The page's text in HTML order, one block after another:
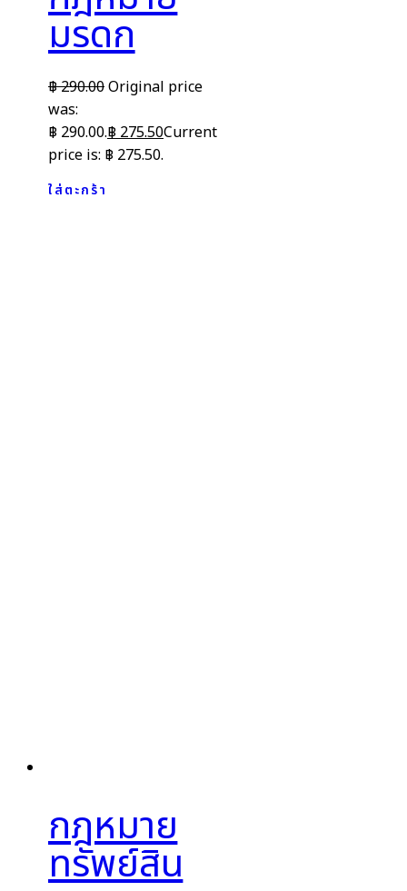
มรดก
฿290.00Original price
was:
฿ 290.00.฿275.50Current
price is: ฿ 275.50.
ใส่ตะกร้า
กฎหมาย
ทรัพย์สิน